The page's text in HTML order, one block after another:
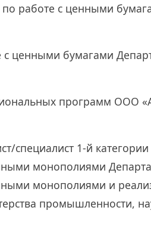
по работе с ценными
с ценными бумагами
программ ООО
специалист 1-й категории
монополиями
монополиями и
промышленности,